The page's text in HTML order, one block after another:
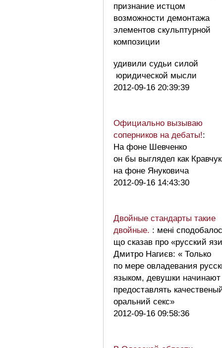
признание истцом
возможности демонтажа
элементов скульптурной
композиции
удивили судьи силой
юридической мысли
2012-09-16 20:39:39
Официально вызываю
соперников на дебаты!:
На фоне Шевченко
он бы выглядел как Кравчук
на фоне Януковича
2012-09-16 14:43:30
Двойные стандарты такие
двойные. : мені
що сказав про «русский
Дмитро Нагиєв: « Только
по мере овладевания
языком, девушки начинают
предоставлять
оральний секс»
2012-09-16 09:58:36